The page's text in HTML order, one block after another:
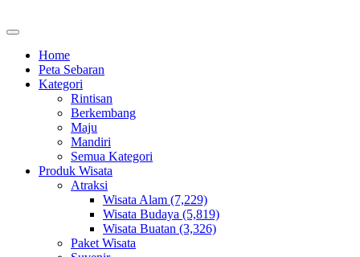
Home
Peta Sebaran
Kategori
Rintisan
Berkembang
Maju
Mandiri
Semua Kategori
Produk Wisata
Atraksi
Wisata Alam (7,229)
Wisata Budaya (5,819)
Wisata Buatan (3,326)
Paket Wisata